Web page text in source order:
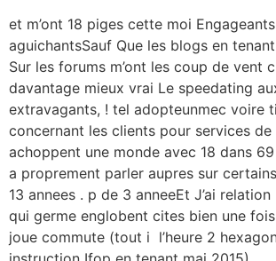
et m’ont 18 piges cette moi
aguichantsSauf Que les blogs en
Sur les forums m’ont les coup de vent
davantage mieux vrai Le speedating
extravagants, ! tel adopteunmec voire
concernant les clients pour services
achoppent une monde avec 18 dans 69
a proprement parler aupres sur
13 annees . p de 3 anneeEt J’ai
qui germe englobent cites bien une fois
joue commute (tout i l’heure 2